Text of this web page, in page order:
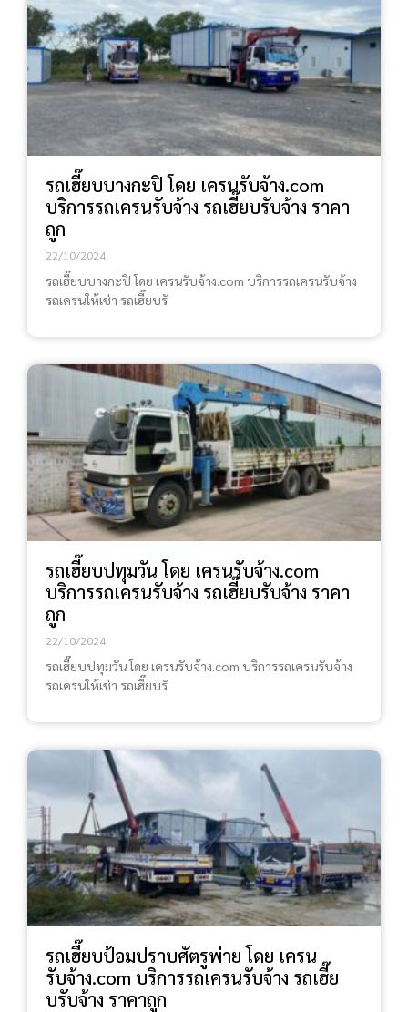
รถเฮี๊ยบบางกะปิ โดย เครนรับจ้าง.com
บริการรถเครนรับจ้าง รถเฮี๊ยบรับจ้าง ราคา
ถูก
22/10/2024
รถเฮี๊ยบบางกะปิ โดย เครนรับจ้าง.com บริการรถเครนรับจ้าง
รถเครนให้เช่า รถเฮี๊ยบรั
รถเฮี๊ยบปทุมวัน โดย เครนรับจ้าง.com
บริการรถเครนรับจ้าง รถเฮี๊ยบรับจ้าง ราคา
ถูก
22/10/2024
รถเฮี๊ยบปทุมวัน โดย เครนรับจ้าง.com บริการรถเครนรับจ้าง
รถเครนให้เช่า รถเฮี๊ยบรั
รถเฮี๊ยบป้อมปราบศัตรูพ่าย โดย เครน
รับจ้าง.com บริการรถเครนรับจ้าง รถเฮี๊ย
บรับจ้าง ราคาถูก